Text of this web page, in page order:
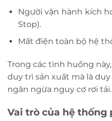
Người vận hành kích
Stop).
Mất điện toàn bộ hệ
Trong các tình huống
duy trì sản xuất mà là
ngăn ngừa nguy cơ rơi tải.
Vai trò của hệ thống